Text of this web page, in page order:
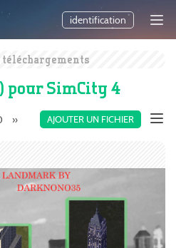
identification
pour SimCity 4
AJOUTER UN FICHIER
»